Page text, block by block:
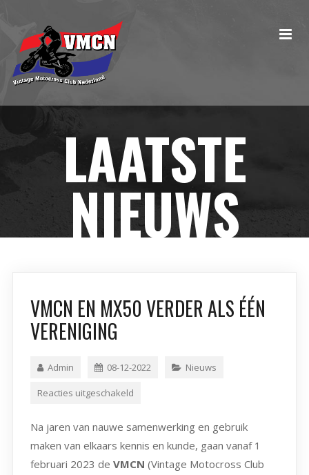
LAATSTE
NIEUWS
VMCN EN MX50 VERDER ALS ÉÉN
VERENIGING
Admin 08-12-2022 Nieuws
Reacties uitgeschakeld
Na jaren van nauwe samenwerking en gebruik
maken van elkaars kennis en kunde, gaan vanaf 1
februari 2023 de VMCN (Vintage Motocross Club